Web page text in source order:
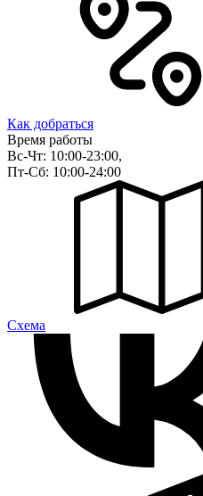
Как добраться
Время работы
Вс-Чт: 10:00-23:00,
Пт-Сб: 10:00-24:00
Cхема